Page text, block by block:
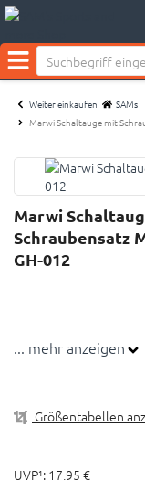
Menü
Weiter einkaufen SAMs
Marwi Schaltauge mit
Marwi
Schraubensatz
GH-012
... mehr anzeigen
Größentabellen
UVP¹: 17, 95 €